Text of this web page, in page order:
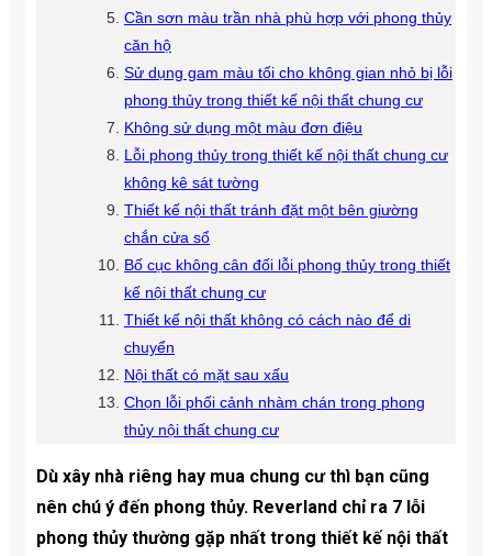
Cần sơn màu trần nhà phù hợp với phong thủy
căn hộ
Sử dụng gam màu tối cho không gian nhỏ bị lỗi
phong thủy trong thiết kế nội thất chung cư
Không sử dụng một màu đơn điệu
Lỗi phong thủy trong thiết kế nội thất chung cư
không kê sát tường
Thiết kế nội thất tránh đặt một bên giường
chắn cửa sổ
Bố cục không cân đối lỗi phong thủy trong thiết
kế nội thất chung cư
Thiết kế nội thất không có cách nào để di
chuyển
Nội thất có mặt sau xấu
Chọn lỗi phối cảnh nhàm chán trong phong
thủy nội thất chung cư
Dù xây nhà riêng hay mua chung cư thì bạn cũng
nên chú ý đến phong thủy. Reverland chỉ ra 7 lỗi
phong thủy thường gặp nhất trong thiết kế nội thất